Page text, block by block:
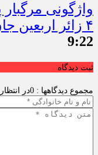
واژگونی
۴ زائر اربعین جان باختند
9:22
ثبت دیدگاه
مجموع دیدگاهها : 0 در